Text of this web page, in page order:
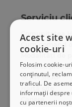
Acest site
cookie-uri
Folosim cookie-
conținutul,
traficul. De
informații
cu partenerii
Serviciu
Comunitatea
Cum comand
Livrarea
SEAP/SICAP
Hartă site
Cariere